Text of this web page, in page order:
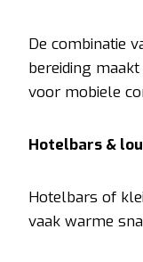
De combinatie
bereiding
voor mobiele
Hotelbars &
Hotelbars of
vaak warme